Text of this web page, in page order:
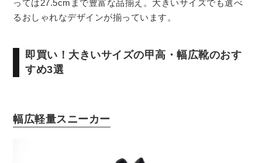
っては27.5cmまで豊富な品揃え。大きいサイズでも選べ
るおしゃれなデザインが揃っています。
即買い！大きいサイズの甲高・幅広靴のおす
すめ3選
幅広軽量スニーカー